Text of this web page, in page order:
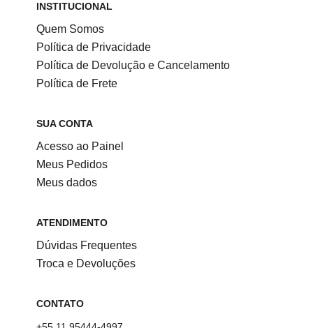
INSTITUCIONAL
Quem Somos
Política de Privacidade
Política de Devolução e Cancelamento
Política de Frete
SUA CONTA
Acesso ao Painel
Meus Pedidos
Meus dados
ATENDIMENTO
Dúvidas Frequentes
Troca e Devoluções
CONTATO